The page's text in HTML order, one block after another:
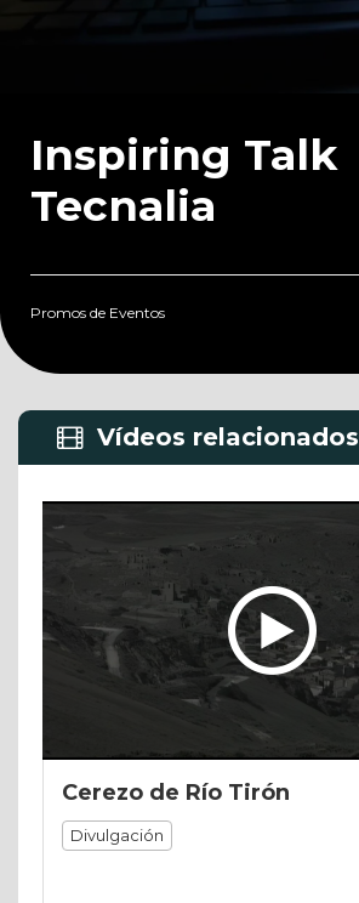
Inspiring Talk
Tecnalia
Promos de Eventos
Vídeos relacionados
Cerezo de Río Tirón
Divulgación